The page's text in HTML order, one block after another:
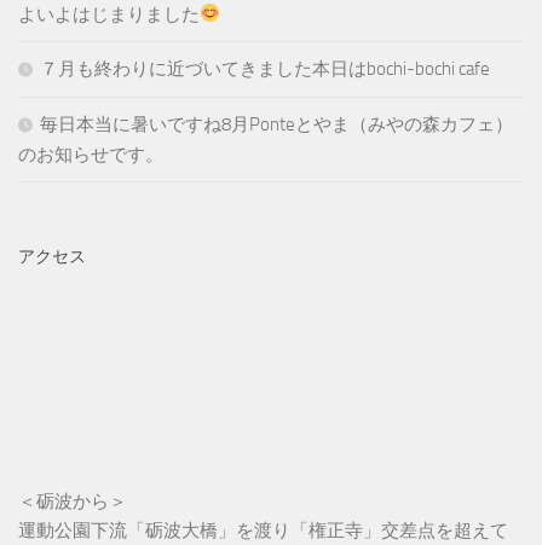
よいよはじまりました
７月も終わりに近づいてきました本日はbochi-bochi cafe
毎日本当に暑いですね8月Ponteとやま（みやの森カフェ）
のお知らせです。
アクセス
＜砺波から＞
運動公園下流「砺波大橋」を渡り「権正寺」交差点を超えて